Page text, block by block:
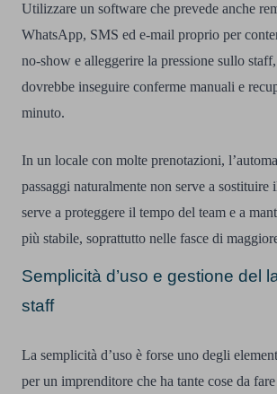
Utilizzare un software che prevede anche
WhatsApp, SMS ed e-mail proprio per
no-show e alleggerire la pressione sullo
dovrebbe inseguire conferme manuali e
minuto.
In un locale con molte prenotazioni,
passaggi naturalmente non serve a sostituire
serve a proteggere il tempo del team e a
più stabile, soprattutto nelle fasce di
Semplicità d’uso e gestione del
staff
La semplicità d’uso è forse uno degli
per un imprenditore che ha tante cose da